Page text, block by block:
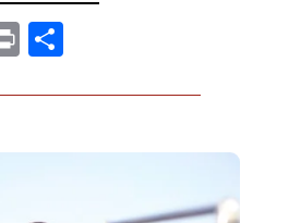
PrintCompartir